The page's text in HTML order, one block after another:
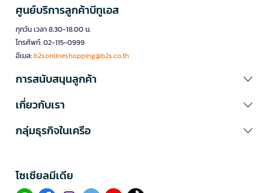
ศูนย์บริการลูกค้าบีทูเอส
ทุกวัน เวลา 8.30-18.00 น.
โทรศัพท์: 02-115-0999
อีเมล:b2sonlineshopping@b2s.co.th
การสนับสนุนลูกค้า
เกี่ยวกับเรา
กลุ่มธุรกิจในเครือ
โซเซียลมีเดีย​